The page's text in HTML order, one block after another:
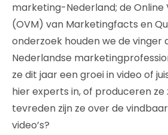
marketing-Nederland; de Online
(OVM) van Marketingfacts en
onderzoek houden we de vinger
Nederlandse
ze dit jaar een groei in video of
hier experts in, of produceren ze
tevreden zijn ze over de
video’s?